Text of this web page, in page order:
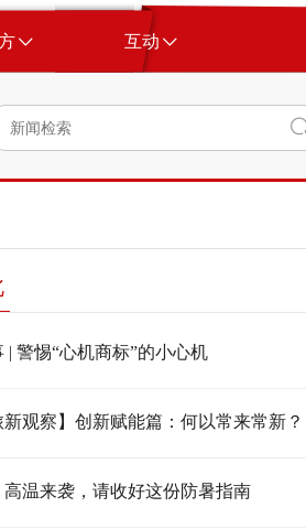
互动
| 警惕“心机商标”的小心机
新观察】创新赋能篇：何以常来常新？
温来袭，请收好这份防暑指南